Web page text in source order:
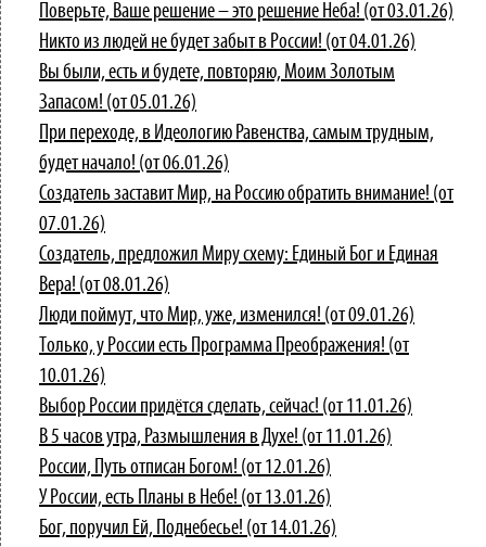
Поверьте, Ваше решение – это решение Неба! (от 03.01.26)
Никто из людей не будет забыт в России! (от 04.01.26)
Вы были, есть и будете, повторяю, Моим Золотым
Запасом! (от 05.01.26)
При переходе, в Идеологию Равенства, самым трудным,
будет начало! (от 06.01.26)
Создатель заставит Мир, на Россию обратить внимание! (от
07.01.26)
Создатель, предложил Миру схему: Единый Бог и Единая
Вера! (от 08.01.26)
Люди поймут, что Мир, уже, изменился! (от 09.01.26)
Только, у России есть Программа Преображения! (от
10.01.26)
Выбор России придётся сделать, сейчас! (от 11.01.26)
В 5 часов утра, Размышления в Духе! (от 11.01.26)
России, Путь отписан Богом! (от 12.01.26)
У России, есть Планы в Небе! (от 13.01.26)
Бог, поручил Ей, Поднебесье! (от 14.01.26)